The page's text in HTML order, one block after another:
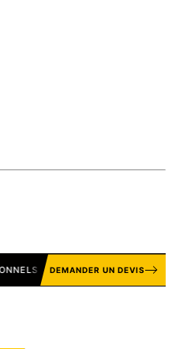
EPI · MANUTENTION ·
DEMANDER UN DEVIS